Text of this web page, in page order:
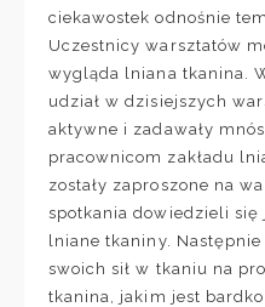
ciekawostek odnośnie
Uczestnicy warsztatów
wygląda lniana tkanina.
udział w dzisiejszych
aktywne i zadawały
pracownicom zakładu
zostały zaproszone na
spotkania dowiedzieli się
lniane tkaniny.
swoich sił w tkaniu na
tkanina, jakim jest